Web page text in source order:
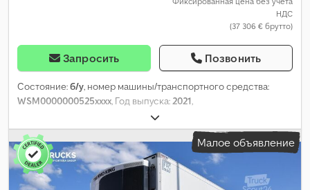
НДС
(37 306 € брутто)
Запросить Позвонить
Состояние:б/у, номер машины/транспортного средства:
WSM0000000525xxxx , Год выпуска: 2021
Малое объявление